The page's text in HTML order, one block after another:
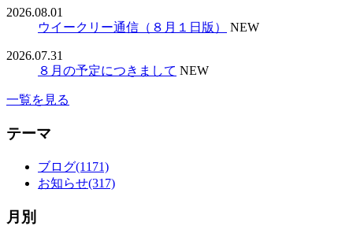
2026.08.01
ウイークリー通信（８月１日版）
NEW
2026.07.31
８月の予定につきまして NEW
一覧を見る
テーマ
ブログ(1171)
お知らせ(317)
月別